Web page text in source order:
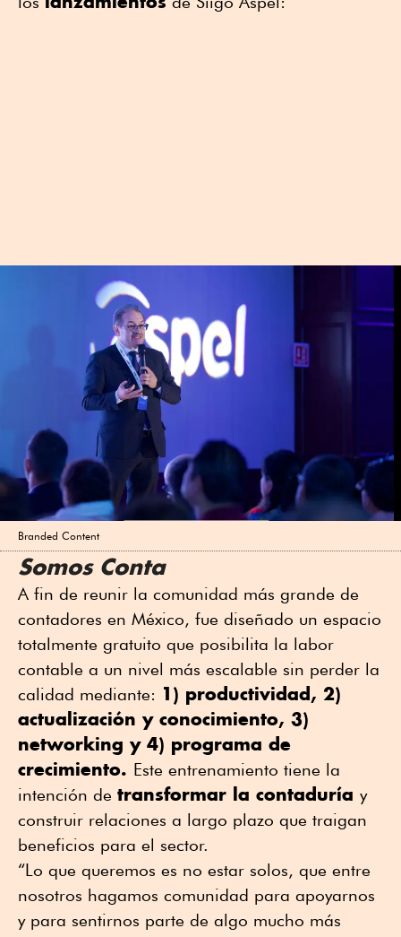
Branded Content
Somos Conta
A fin de reunir la comunidad más grande de
contadores en México, fue diseñado un espacio
totalmente gratuito que posibilita la labor
contable a un nivel más escalable sin perder la
calidad mediante: 1) productividad, 2)
actualización y conocimiento, 3)
networking y 4) programa de
crecimiento. Este entrenamiento tiene la
intención de transformar la contaduría y
construir relaciones a largo plazo que traigan
beneficios para el sector.
“Lo que queremos es no estar solos, que entre
nosotros hagamos comunidad para apoyarnos
y para sentirnos parte de algo mucho más